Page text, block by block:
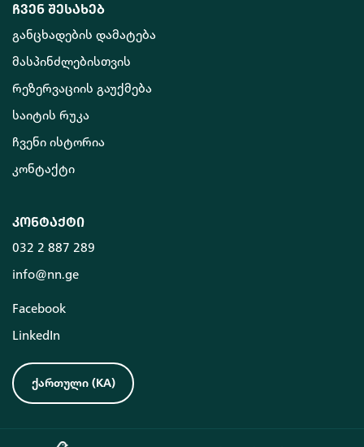
ჩვენ შესახებ
განცხადების დამატება
მასპინძლებისთვის
რეზერვაციის გაუქმება
საიტის რუკა
ჩვენი ისტორია
კონტაქტი
კონტაქტი
032 2 887 289
info@nn.ge
Facebook
LinkedIn
ქართული (KA)